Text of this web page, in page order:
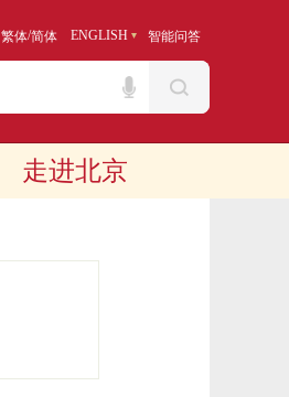
繁体/简体 ENGLISH 智能问答
走进北京